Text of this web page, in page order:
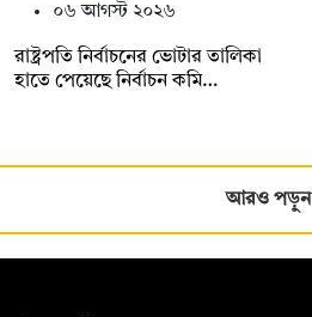
০৬ আগস্ট ২০২৬
রাষ্ট্রপতি নির্বাচনের ভোটার তালিকা
হাতে পেয়েছে নির্বাচন কমি…
আরও পড়ুন